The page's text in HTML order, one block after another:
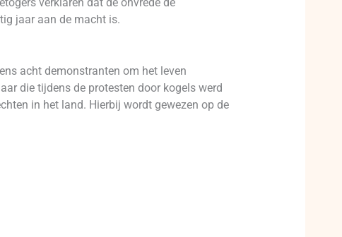
jaar aan de macht is.
acht demonstranten om het leven
die tijdens de protesten door kogels werd
in het land. Hierbij wordt gewezen op de